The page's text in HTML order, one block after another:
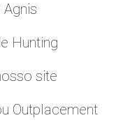
Hunting
site
Outplacement